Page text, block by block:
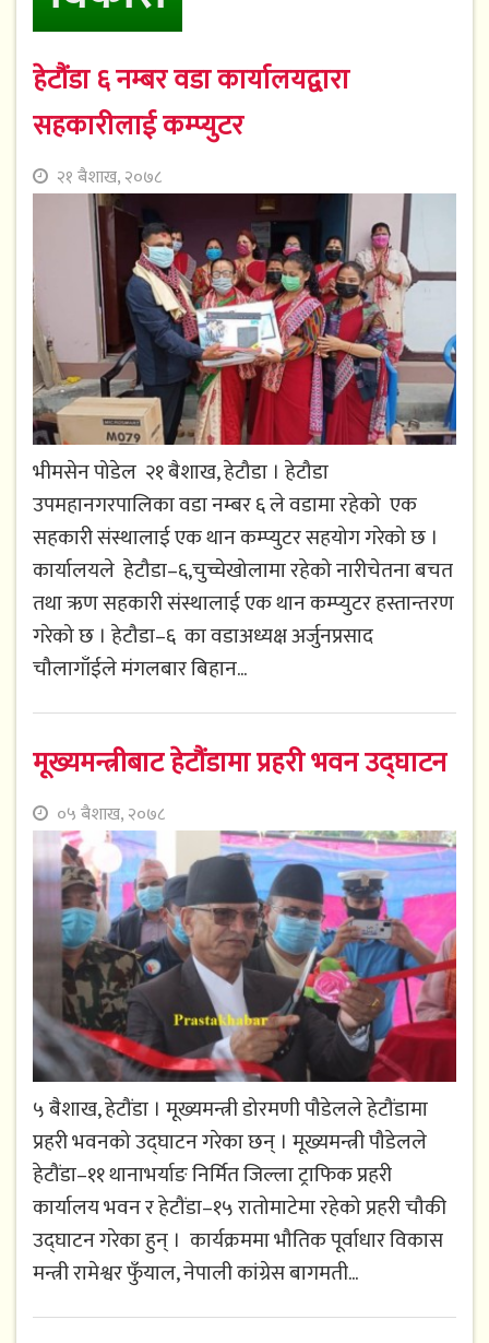
हेटौंडा ६ नम्बर वडा कार्यालयद्वारा
सहकारीलाई कम्प्युटर
२१ बैशाख, २०७८
भीमसेन पोडेल २१ बैशाख, हेटौडा । हेटौडा
उपमहानगरपालिका वडा नम्बर ६ ले वडामा रहेको एक
सहकारी संस्थालाई एक थान कम्प्युटर सहयोग गरेको छ ।
कार्यालयले हेटौडा–६,चुच्चेखोलामा रहेको नारीचेतना बचत
तथा ऋण सहकारी संस्थालाई एक थान कम्प्युटर हस्तान्तरण
गरेको छ । हेटौडा–६ का वडाअध्यक्ष अर्जुनप्रसाद
चौलागाँईले मंगलबार बिहान...
मूख्यमन्त्रीबाट हेटौंडामा प्रहरी भवन उद्घाटन
०५ बैशाख, २०७८
५ बैशाख, हेटौंडा । मूख्यमन्त्री डोरमणी पौडेलले हेटौंडामा
प्रहरी भवनको उद्घाटन गरेका छन् । मूख्यमन्त्री पौडेलले
हेटौंडा–११ थानाभर्याङ निर्मित जिल्ला ट्राफिक प्रहरी
कार्यालय भवन र हेटौंडा–१५ रातोमाटेमा रहेको प्रहरी चौकी
उद्घाटन गरेका हुन् । कार्यक्रममा भौतिक पूर्वाधार विकास
मन्त्री रामेश्वर फुँयाल, नेपाली कांग्रेस बागमती...